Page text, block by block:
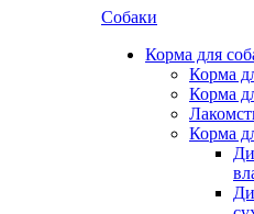
Собаки
Корма для
Корма
Корма
Корма